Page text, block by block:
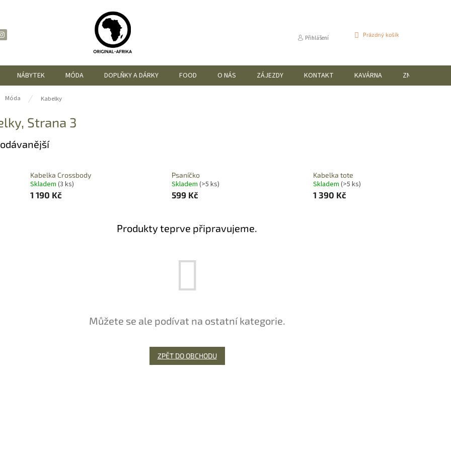
Přihlášení
NÁKUPNÍ
Prázdný košík
NÁBYTEK MÓDA DOPLŇKY A DÁRKY FOOD O NÁS ZÁJEZDY KONTAKT KAVÁRNA ZNAČKY
Móda Kabelky
, Strana 3
Kabelka Crossbody
Skladem (3 ks)
1 190 Kč
Psaníčko
Skladem (>5 ks)
599 Kč
Kabelka tote
Skladem (>5 ks)
1 390 Kč
Produkty teprve připravujeme.
Můžete se ale podívat na ostatní kategorie.
ZPĚT DO OBCHODU